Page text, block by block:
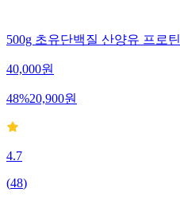
500g 초유단백질 산양유 프로
40,000원
48%20,900원
4.7
(48)